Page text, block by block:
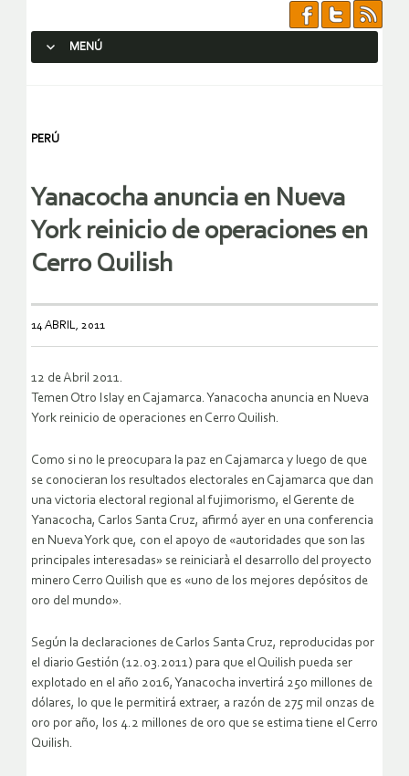
MENÚ
PERÚ
Yanacocha anuncia en Nueva
York reinicio de operaciones en
Cerro Quilish
14 ABRIL, 2011
12 de Abril 2011.
Temen Otro Islay en Cajamarca. Yanacocha anuncia en Nueva
Como si no le preocupara la paz en Cajamarca y luego de que
se conocieran los resultados electorales en Cajamarca que dan
una victoria electoral regional al fujimorismo, el Gerente de
Yanacocha, Carlos Santa Cruz, afirmó ayer en una conferencia
en Nueva York que, con el apoyo de «autoridades que son las
principales interesadas» se reiniciarà el desarrollo del proyecto
minero Cerro Quilish que es «uno de los mejores depósitos de
oro del mundo».
Según la declaraciones de Carlos Santa Cruz, reproducidas por
el diario Gestión (12.03.2011) para que el Quilish pueda ser
explotado en el año 2016, Yanacocha invertirá 250 millones de
dólares, lo que le permitirá extraer, a razón de 275 mil onzas de
oro por año, los 4.2 millones de oro que se estima tiene el Cerro
Quilish.